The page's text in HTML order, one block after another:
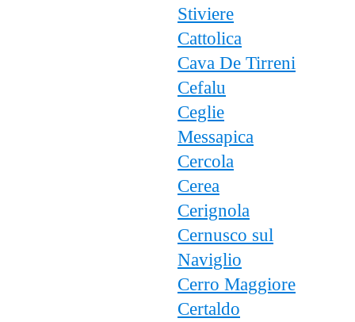
Stiviere
Cattolica
Cava De Tirreni
Cefalu
Ceglie
Messapica
Cercola
Cerea
Cerignola
Cernusco sul
Naviglio
Cerro Maggiore
Certaldo